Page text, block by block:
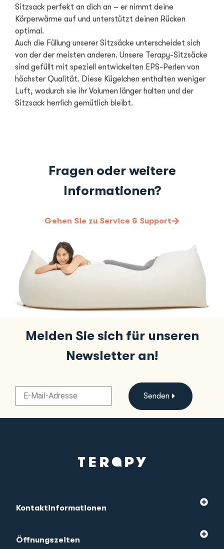
Sitzsack perfekt an dich an – er nimmt deine
Körperwärme auf und unterstützt deinen Rücken
optimal.
Auch die Füllung unserer Sitzsäcke unterscheidet sich
von der der meisten anderen. Unsere Terapy-Sitzsäcke
sind gefüllt mit speziell entwickelten EPS-Perlen von
höchster Qualität. Diese Kügelchen enthalten weniger
Luft, wodurch sie ihr Volumen länger halten und der
Sitzsack herrlich gemütlich bleibt.
Fragen oder weitere
Informationen?
Gehen Sie zu Service & Support
Melden Sie sich für unseren
Newsletter an!
Senden
Kontaktinformationen
Öffnungszeiten